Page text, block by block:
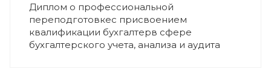
Диплом о профессиональной
переподготовкес присвоением
квалификации бухгалтерв сфере
бухгалтерского учета, анализа и аудита